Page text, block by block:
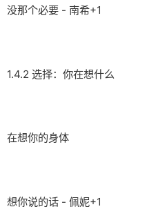
没那个必要 - 南希+1
1.4.2 选择：你在想什么
在想你的身体
想你说的话 - 佩妮+1